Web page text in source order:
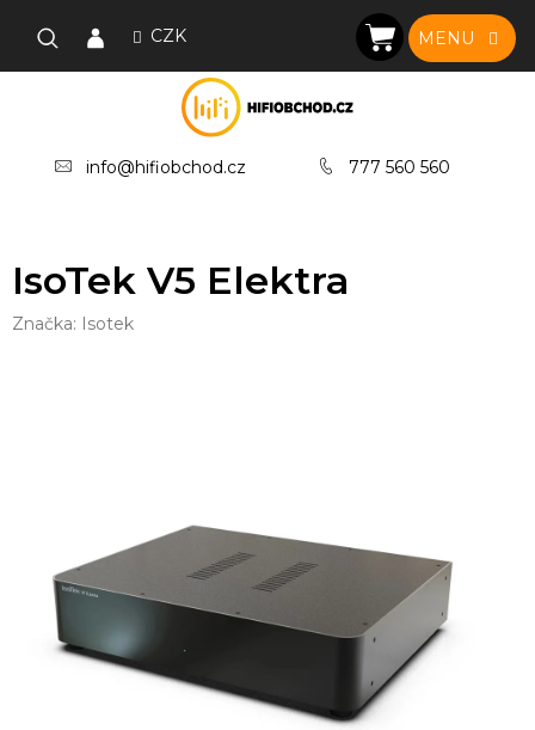
CZK
info@hifiobchod.cz 777 560 560
NÁKUPNÍ
KOŠÍK
IsoTek V5 Elektra
Značka: Isotek